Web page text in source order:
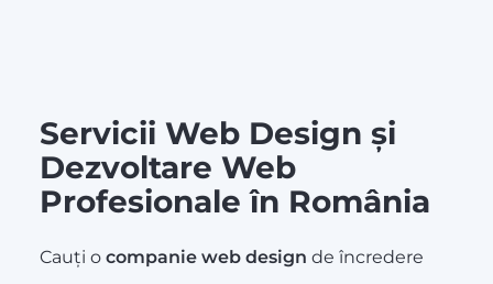
Servicii Web Design și
Dezvoltare Web
Profesionale în România
Cauți o companie web design de încredere